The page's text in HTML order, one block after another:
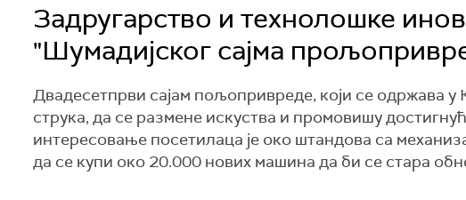
Задругарство и технолошке
"Шумадијског сајма
Двадесетпрви сајам пољопривреде, који се одржава у
струка, да се размене искуства и промовишу
интересовање посетилаца је око штандова са
да се купи око 20.000 нових машина да би се стара